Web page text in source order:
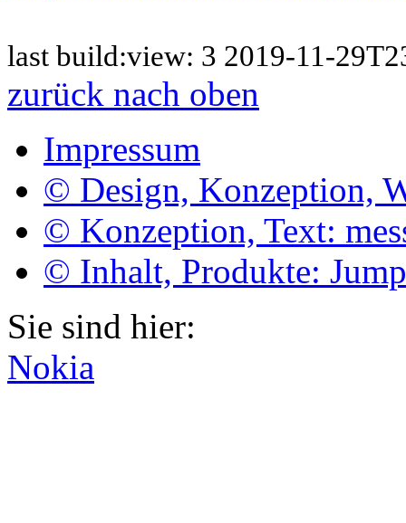
last build:view: 3 2019-11-
zurück nach oben
Impressum
© Design, Konzeption,
© Konzeption, Text:
© Inhalt, Produkte:
Sie sind hier:
Nokia